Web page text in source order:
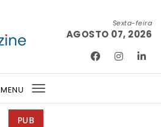
Sexta-feira
AGOSTO 07, 2026
MENU
Toggle
PUB